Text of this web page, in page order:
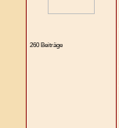
260 Beiträge